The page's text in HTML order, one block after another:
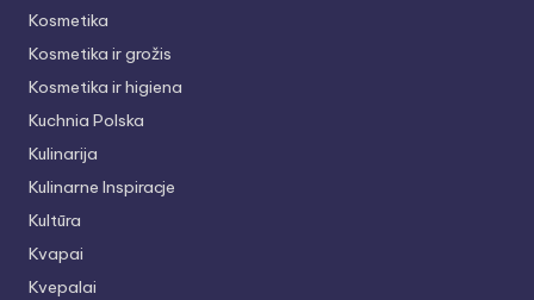
Kosmetika
Kosmetika ir grožis
Kosmetika ir higiena
Kuchnia Polska
Kulinarija
Kulinarne Inspiracje
Kultūra
Kvapai
Kvepalai